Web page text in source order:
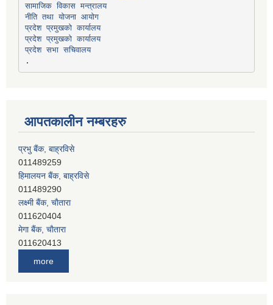
सामाजिक विकास मन्त्रालय
नीति तथा योजना आयोग
प्रदेश प्रमुखको कार्यालय
प्रदेश प्रमुखको कार्यालय
प्रदेश सभा सचिवालय
आपतकालीन नम्बरहरु
प्रभु बैंक, बाह्रविसे
हिमालयन बैंक, बाह्रविसे
011489290
लक्ष्मी बैंक, चाैतारा
011620404
मेगा बैंक, चाैतारा
011620413
जनता बैंक, चाैतारा
011620406
more